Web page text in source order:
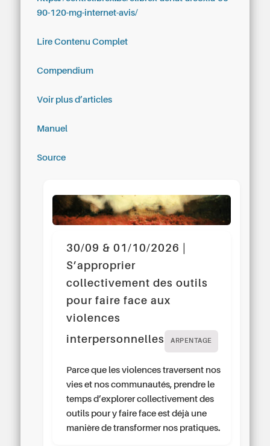
90-120-mg-internet-avis/
Lire Contenu Complet
Compendium
Voir plus d’articles
Manuel
Source
30/09 & 01/10/2026 |
S’approprier
collectivement des outils
pour faire face aux
violences
interpersonnelles
ARPENTAGE
Parce que les violences traversent nos
vies et nos communautés, prendre le
temps d’explorer collectivement des
outils pour y faire face est déjà une
manière de transformer nos pratiques.